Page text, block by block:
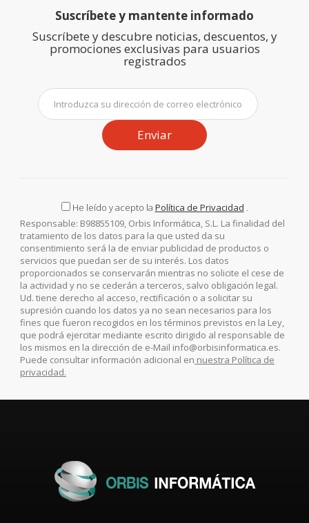
Suscríbete y mantente informado
Suscríbete y descubre noticias, descuentos, y
promociones exclusivas para usuarios
registrados
Enviar
He leído y acepto la Política de Privacidad
Responsable: B98855109, Orbis Informática, S.L. La finalidad del
tratamiento de los datos para la que usted da su
consentimiento será la de enviar publicidad de productos o
servicios que puedan ser de su interés. Los datos
proporcionados se conservarán mientras no solicite el cese de
la actividad y no se cederán a terceros, salvo obligación legal.
Ud. tiene derecho al acceso, rectificación o a solicitar su
supresión cuando los datos ya no sean necesarios para los
fines que fueron recogidos en los términos previstos en la Ley,
que podrá ejercitar mediante escrito dirigido al responsable de
los mismos en la dirección de e-Mail info@orbisinformatica.es.
Puede consultar información adicional en nuestra Política de
privacidad.